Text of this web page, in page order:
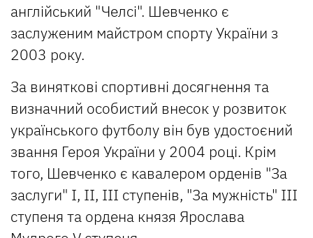
англійський "Челсі". Шевченко є
заслуженим майстром спорту України з
2003 року.
За виняткові спортивні досягнення та
визначний особистий внесок у розвиток
українського футболу він був удостоєний
звання Героя України у 2004 році. Крім
того, Шевченко є кавалером орденів "За
заслуги" I, II, III ступенів, "За мужність" III
ступеня та ордена князя Ярослава